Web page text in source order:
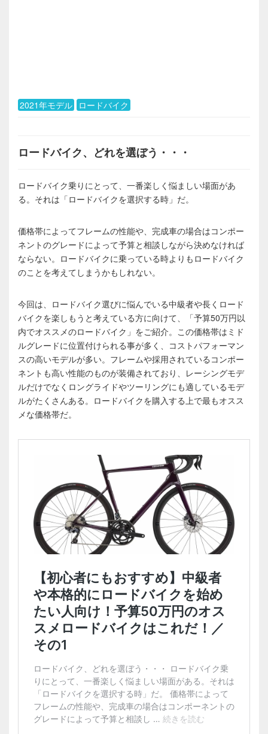
2021年モデル ロードバイク
ロードバイク、どれを選ぼう・・・
ロードバイク乗りにとって、一番楽しく悩ましい場面があ
る。それは「ロードバイクを選択する時」だ。
価格帯によってフレームの性能や、完成車の場合はコンポー
ネントのグレードによって予算と相談しながら決めなければ
ならない。ロードバイクに乗っている時よりもロードバイク
のことを考えてしまうかもしれない。
今回は、ロードバイク選びに悩んでいる中級者や長くロード
バイクを楽しもうと考えている方に向けて、「予算50万円以
内でオススメのロードバイク」をご紹介。この価格帯はミド
ルグレードに位置付けられる事が多く、コストパフォーマン
スの高いモデルが多い。フレームや採用されているコンポー
ネントも高い性能のものが装備されており、レーシングモデ
ルだけでなくロングライドやツーリングにも適しているモデ
ルがたくさんある。ロードバイクを購入する上で最もオスス
メな価格帯だ。